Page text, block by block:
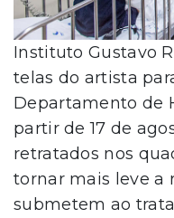
Instituto Gustavo
telas do artista
Departamento de
partir de 17 de
retratados nos
tornar mais leve a
submetem ao